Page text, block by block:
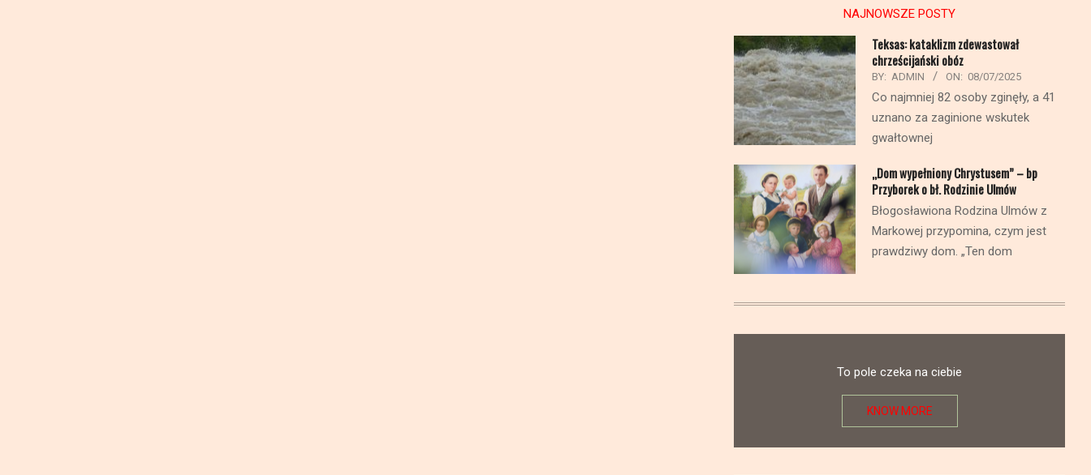
Teksas: kataklizm zdewastował
BY: ADMIN ON: 08/07/2025
Co najmniej 82 osoby zginęły, a 41
uznano za zaginione wskutek
gwałtownej
„Dom wypełniony Chrystusem” – bp
Błogosławiona Rodzina Ulmów z
Markowej przypomina, czym jest
prawdziwy dom. „Ten dom
To pole czeka na ciebie
KNOW MORE